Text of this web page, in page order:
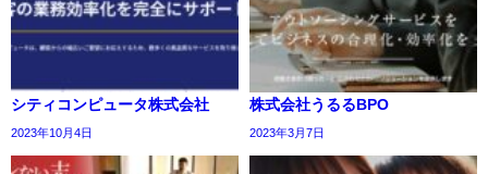
シティコンピュータ株式会社
2023年10月4日
株式会社うるるBPO
2023年3月7日